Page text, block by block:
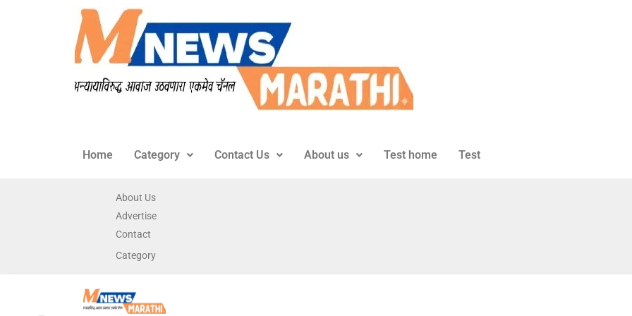
Home Category Contact Us About us Test home Test
About Us
Advertise
Contact
Category